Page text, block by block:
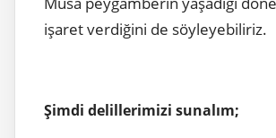
işaret verdiğini de söyleyebiliriz.
Şimdi delillerimizi sunalım;